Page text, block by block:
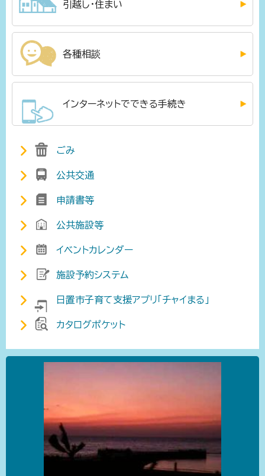
引越し・住まい
各種相談
インターネットでできる手続き
ごみ
公共交通
申請書等
公共施設等
イベントカレンダー
施設予約システム
日置市子育て支援アプリ「チャイまる」
カタログポケット